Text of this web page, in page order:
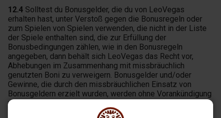
12.4 Solltest du Bonusgelder, die du von LeoVegas
erhalten hast, unter Verstoß gegen die Bonusregeln oder
zum Spielen von Spielen verwenden, die nicht in der Liste
der Spiele enthalten sind, die zur Erfüllung der
Bonusbedingungen zählen, wie in den Bonusregeln
angegeben, dann behält sich LeoVegas das Recht vor,
Abhebungen im Zusammenhang mit missbräuchlich
genutzten Boni zu verweigern. Bonusgelder und/oder
Gewinne, die durch den missbräuchlichen Einsatz von
Bonusgeldern erzielt wurden, werden ohne Vorankündigung
von LeoVegas eingezogen, und dein Mitgliedskonto wird
ohne Vorwarnung eingefroren, ausgesetzt oder